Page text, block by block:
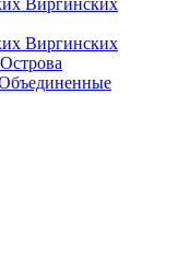
Виргинских
Виргинских